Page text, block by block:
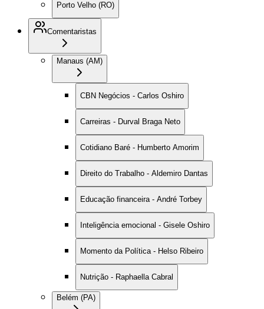
Porto Velho (RO)
Comentaristas
Manaus (AM)
CBN Negócios - Carlos Oshiro
Carreiras - Durval Braga Neto
Cotidiano Baré - Humberto Amorim
Direito do Trabalho - Aldemiro Dantas
Educação financeira - André Torbey
Inteligência emocional - Gisele Oshiro
Momento da Política - Helso Ribeiro
Nutrição - Raphaella Cabral
Belém (PA)